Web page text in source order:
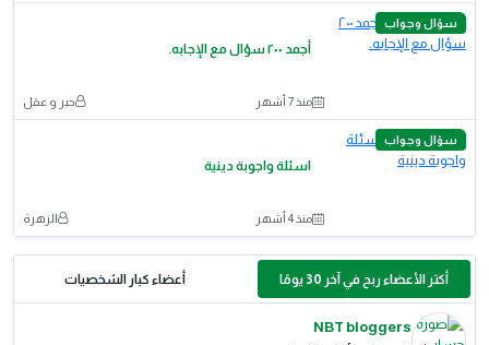
سؤال وجواب
أجمد ٢٠٠ سؤال مع الإجابه.
منذ 7 أشهر حبر و عقل
سؤال وجواب
اسئلة واجوبة دينية
منذ 4 أشهر الزهرة
أكثر الأعضاء ربح في آخر 30 يومًا أعضاء كبار الشخصيات
NBT bloggers